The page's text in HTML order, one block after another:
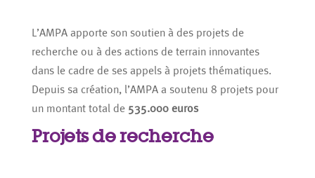
L’AMPA apporte son soutien à des projets de
recherche ou à des actions de terrain innovantes
dans le cadre de ses appels à projets thématiques.
Depuis sa création, l’AMPA a soutenu 8 projets pour
un montant total de 535.000 euros
Projets de recherche